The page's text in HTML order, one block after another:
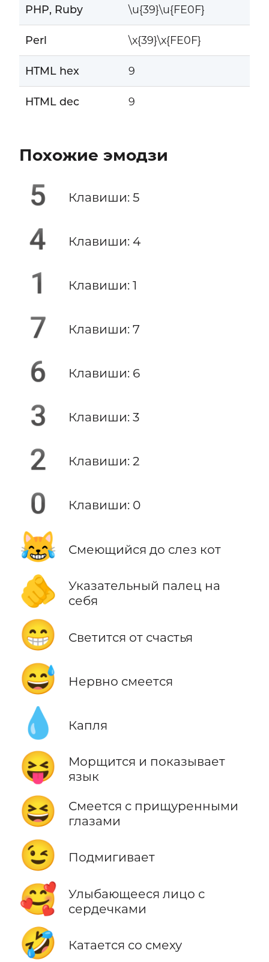
PHP, Ruby \u{39}\u{FE0F}
Perl \x{39}\x{FE0F}
HTML hex 9️
HTML dec 9️
Похожие эмодзи
5️ Клавиши: 5
4️ Клавиши: 4
1️ Клавиши: 1
7️ Клавиши: 7
6️ Клавиши: 6
3️ Клавиши: 3
2️ Клавиши: 2
0️ Клавиши: 0
😹 Смеющийся до слез кот
🫵
Указательный палец на
себя
😁 Светится от счастья
😅 Нервно смеется
💧 Капля
😝
Морщится и показывает
язык
😆
Смеется с прищуренными
глазами
😉 Подмигивает
🥰
Улыбающееся лицо с
сердечками
🤣 Катается со смеху